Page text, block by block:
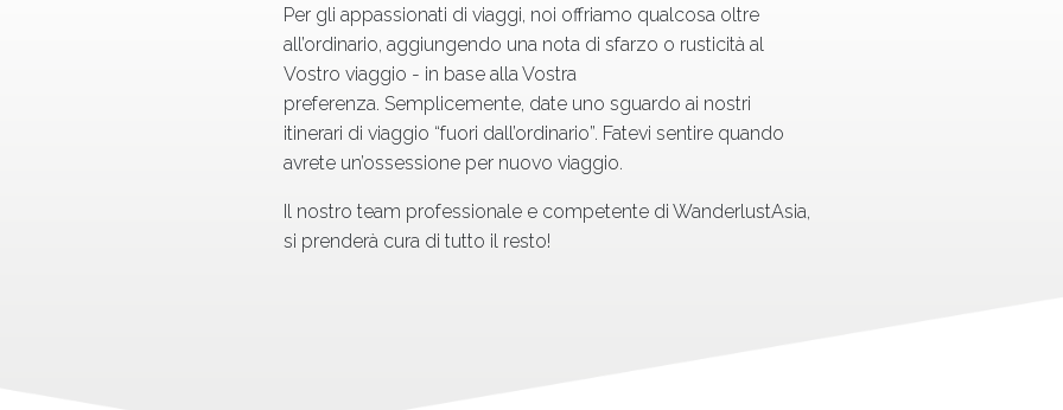
Per gli appassionati di viaggi, noi offriamo qualcosa oltre
all’ordinario, aggiungendo una nota di sfarzo o rusticità al
Vostro viaggio - in base alla Vostra
preferenza. Semplicemente, date uno sguardo ai nostri
itinerari di viaggio “fuori dall’ordinario”. Fatevi sentire quando
avrete un’ossessione per nuovo viaggio.
Il nostro team professionale e competente di WanderlustAsia,
si prenderà cura di tutto il resto!